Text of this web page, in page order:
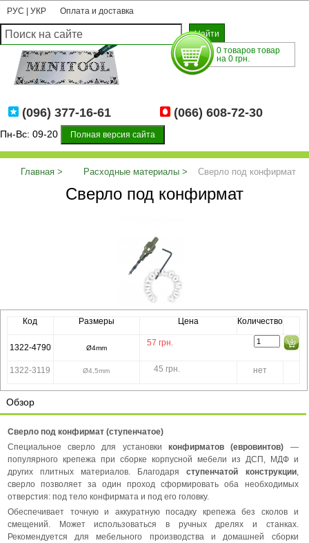
РУС УКР Оплата и доставка
0 товаров товар
на 0 грн.
(096) 377-16-61 (066) 608-72-30
Пн-Вс: 09-20 Полная версия сайта
Главная Расходные материалы Сверло под конфирмат
Сверло под конфирмат
Код Размеры Цена Количество
1322-4790 Ø4mm
57 грн.
1322-3119 Ø4,5mm 45 грн. нет
Обзор
Сверло под конфирмат (ступенчатое)
Специальное сверло для установкиконфирматов (евровинтов) —
популярного крепежа при сборке корпусной мебели из ДСП, МДФ и
других плитных материалов. Благодаряступенчатой конструкции,
сверло позволяет за один проход сформировать оба необходимых
отверстия: под тело конфирмата и под его головку.
Обеспечивает точную и аккуратную посадку крепежа без сколов и
смещений. Может использоваться в ручных дрелях и станках.
Рекомендуется для мебельного производства и домашней сборки